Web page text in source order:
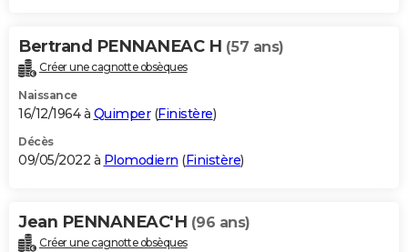
Bertrand PENNANEAC H (57 ans)
Créer une cagnotte obsèques
Naissance
16/12/1964 à Quimper(Finistère)
Décès
09/05/2022 à Plomodiern (Finistère)
Jean PENNANEAC'H (96 ans)
Créer une cagnotte obsèques